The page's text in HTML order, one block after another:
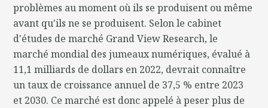
problèmes au moment où ils se produisent ou même
avant qu'ils ne se produisent. Selon le cabinet
d'études de marché Grand View Research, le
marché mondial des jumeaux numériques, évalué à
11,1 milliards de dollars en 2022, devrait connaître
un taux de croissance annuel de 37,5 % entre 2023
et 2030. Ce marché est donc appelé à peser plus de